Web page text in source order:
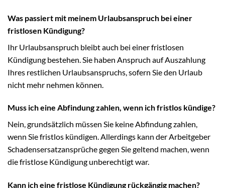
Was passiert mit meinem Urlaubsanspruch bei einer
fristlosen Kündigung?
Ihr Urlaubsanspruch bleibt auch bei einer fristlosen
Kündigung bestehen. Sie haben Anspruch auf Auszahlung
Ihres restlichen Urlaubsanspruchs, sofern Sie den Urlaub
nicht mehr nehmen können.
Muss ich eine Abfindung zahlen, wenn ich fristlos kündige?
Nein, grundsätzlich müssen Sie keine Abfindung zahlen,
wenn Sie fristlos kündigen. Allerdings kann der Arbeitgeber
Schadensersatzansprüche gegen Sie geltend machen, wenn
die fristlose Kündigung unberechtigt war.
Kann ich eine fristlose Kündigung rückgängig machen?